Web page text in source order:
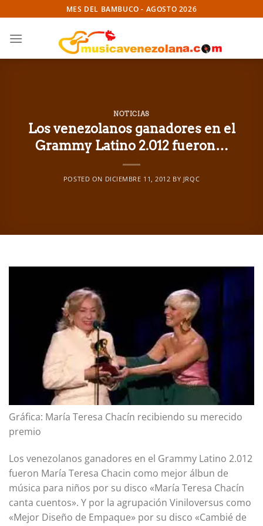
to
content
MES DEL BAMBUCO - AGOSTO 2026
NOTICIAS
Los venezolanos ganadores en el
Grammy Latino 2.012 fueron…
POSTED ON DICIEMBRE 11, 2012 BY JRQC
Gráfica: María Teresa Chacín recibiendo su merecido
premio
Los venezolanos ganadores en el Grammy Latino 2.012
fueron María Teresa Chacin como mejor álbun de
música para niños por su disco «María Teresa Chacín
canta cuentos». Y por la agrupación Viniloversus como
«Mejor Diseño de Empaque» por su disco «Cambié de